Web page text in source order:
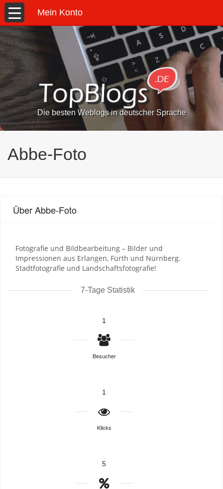
Mein Konto
Die besten Weblogs in deutscher Sprache
Abbe-Foto
Über Abbe-Foto
Fotografie und Bildbearbeitung – Bilder und
Impressionen aus Erlangen, Fürth und Nürnberg.
Stadtfotografie und Landschaftsfotografie!
7-Tage Statistik
1
Besucher
1
Klicks
5